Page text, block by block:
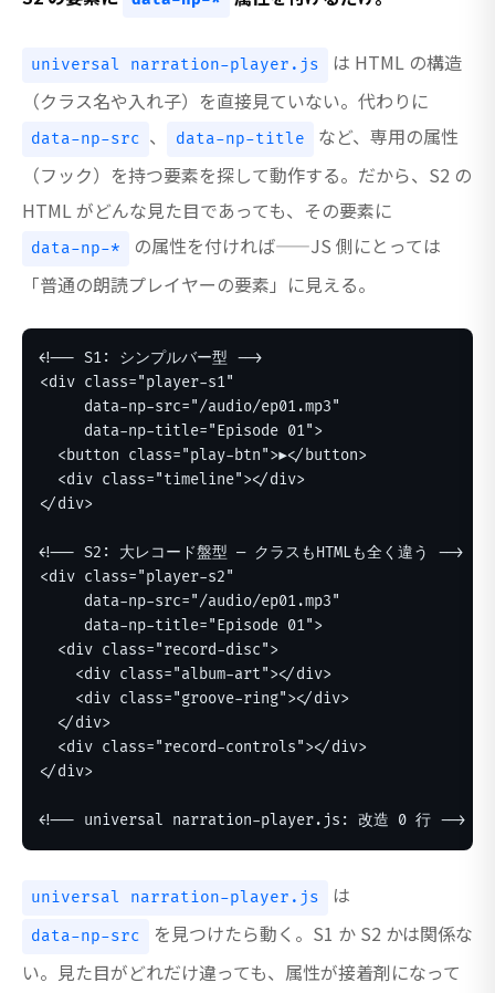
universal narration-player.js
は HTML の構造
（クラス名や入れ子）を直接見ていない。代わりに
data-np-src 、 data-np-title
など、専用の属性
（フック）を持つ要素を探して動作する。だから、S2 の
HTML がどんな見た目であっても、その要素に
data-np-*
の属性を付ければ——JS 側にとっては
「普通の朗読プレイヤーの要素」に見える。
<!-- S1: シンプルバー型 -->
<div class="player-s1"
     data-np-src="/audio/ep01.mp3"
     data-np-title="Episode 01">
  <button class="play-btn">▶</button>
  <div class="timeline"></div>
</div>
<!-- S2: 大レコード盤型 — クラスもHTMLも全く違う -->
<div class="player-s2"
     data-np-src="/audio/ep01.mp3"
     data-np-title="Episode 01">
  <div class="record-disc">
    <div class="album-art"></div>
    <div class="groove-ring"></div>
  </div>
  <div class="record-controls"></div>
</div>
<!-- universal narration-player.js: 改造 0 行 -->
universal narration-player.js は
data-np-src
を見つけたら動く。S1 か S2 かは関係な
い。見た目がどれだけ違っても、属性が接着剤になって